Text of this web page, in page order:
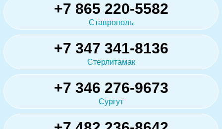
+7 865 220-5582
Ставрополь
+7 347 341-8136
Стерлитамак
+7 346 276-9673
Сургут